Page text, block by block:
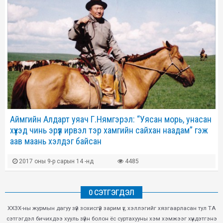
Аймгийн Алдарт уяач Г.Нямгэрэл: “Уясан морь, унасан
хүүхэд чинь эрүүл ирвэл тэр хамгийн сайхан наадам” гэж
аав маань хэлдэг байсан
2017 оны 9-р сарын 14 -нд 4485
0 СЭТГЭГДЭЛ
ХХЗХ-ны журмын дагуу зүй зохисгүй зарим үг, хэллэгийг хязгаарласан тул ТА
сэтгэгдэл бичихдээ хууль зүйн болон ёс суртахууны хэм хэмжээг хүндэтгэнэ